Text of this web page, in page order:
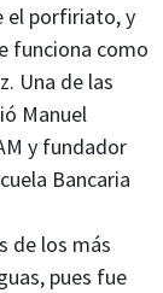
el porfiriato, y
funciona como
Una de las
Manuel
y fundador
Bancaria
de los más
pues fue